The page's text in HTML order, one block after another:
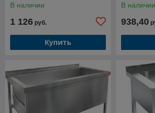
В наличии
1 126 руб.
Купить
В наличии
938,40